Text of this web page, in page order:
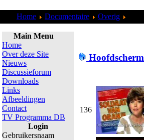
Home Documentaire Overig
Main Menu
Home
Over deze Site
Nieuws
Discussieforum
Downloads
Links
Afbeeldingen
Contact
TV Programma DB
Login
Gebruikersnaam
Hoofdscherm
136